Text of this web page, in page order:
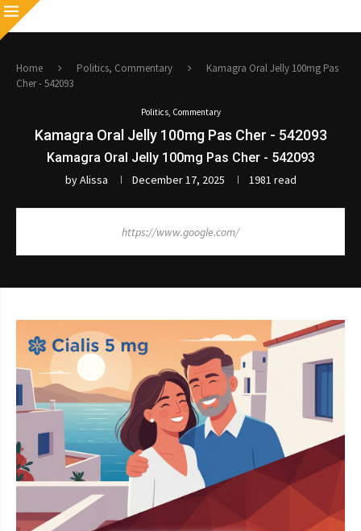
Home Politics, Commentary
Kamagra Oral Jelly 100mg Pas
Cher - 542093
Politics, Commentary
Kamagra Oral Jelly 100mg Pas Cher - 542093
Kamagra Oral Jelly 100mg Pas Cher - 542093
byAlissa December 17, 2025 1981 read
https://www.google.com/